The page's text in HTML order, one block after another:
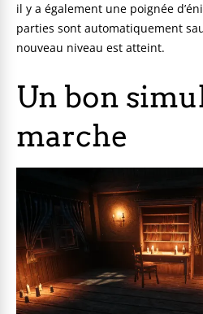
il y a également une poignée
parties sont automatiquement
nouveau niveau est atteint.
Un bon
marche